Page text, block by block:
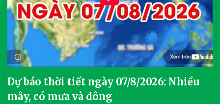
Dự báo thời tiết ngày 07/8/2026: Nhiều
mây, có mưa và dông